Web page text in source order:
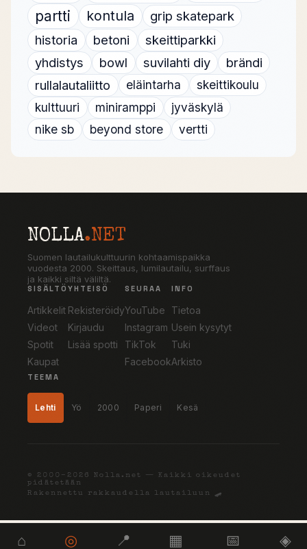
partti
kontula
grip skatepark
historia
betoni
skeittiparkki
yhdistys
bowl suvilahti diy
brändi
rullalautaliitto
eläintarha
skeittikoulu
kulttuuri
miniramppi
jyväskylä
nike sb
beyond store vertti
NOLLA.NET
Suomen lautailukulttuurin kohtaamispaikka
vuodesta 2000. Skeittaus, lumilautailu, surffaus
ja kaikki siltä väliltä.
SISÄLTÖ
Artikkelit
Videot
Spotit
Kaupat
YHTEISÖ
Rekisteröidy
Kirjaudu
Lisää spotti
SEURAA
YouTube
Instagram
TikTok
Facebook
INFO
Tietoa
Usein kysytyt
Tuki
Arkisto
TEEMA
Lehti Yö 2000 Paperi Kesä
© 2000–2026 Nolla.net — Kaikki oikeudet
pidätetään
Rakennettu rakkaudella lautailuun 🛹
⌂ ◎ 📍 ▦ 📅 ◈